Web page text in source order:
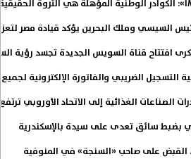
السيسي وملك البحرين يؤكد قيادة مصر
افتتاح قناة السويس الجديدة تجسد رؤية
التسجيل الضريبي والفاتورة الإلكترونية
الغذائية إلى الاتحاد الأوروبي ترتفع 15.4% خلال النصف الأول من
بضبط سائق تعدى على سيدة بالإسكندرية
القبض على صاحب «السنجة» في المنوفية